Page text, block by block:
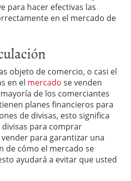
para hacer efectivas las
en el mercado de
objeto de comercio, o casi el
en el mercado se venden
de los comerciantes
planes financieros para
de divisas, esto significa
para comprar
para garantizar una
de cómo el mercado se
ayudará a evitar que usted